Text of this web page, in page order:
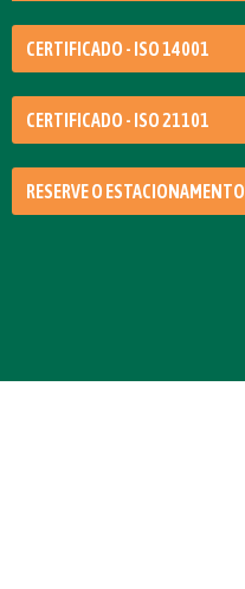
CERTIFICADO - ISO 14001
CERTIFICADO - ISO 21101
RESERVE O ESTACIONAMENTO